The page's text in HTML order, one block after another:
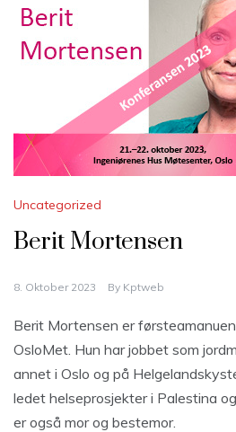
Uncategorized
Berit Mortensen
8. Oktober 2023 By Kptweb
Berit Mortensen er
OsloMet. Hun har jobbet som
annet i Oslo og på
ledet helseprosjekter i Palestina
er også mor og bestemor.